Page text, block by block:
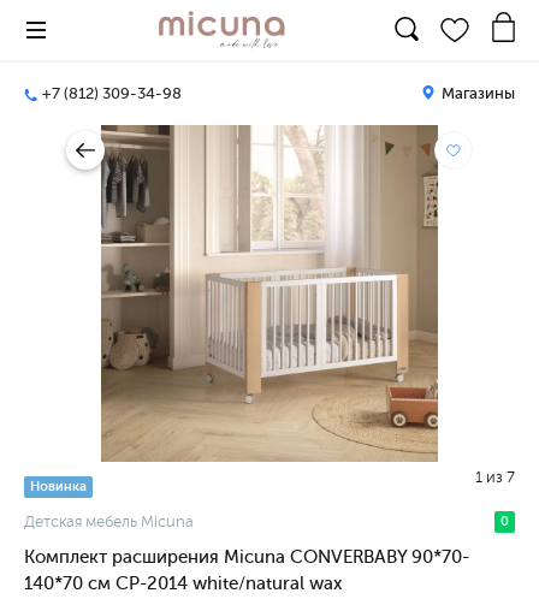
+7 (812) 309-34-98 Магазины
Новинка
1 из 7
Детская мебель Micuna 0
Комплект расширения Micuna CONVERBABY 90*70-
140*70 см CP-2014 white/natural wax